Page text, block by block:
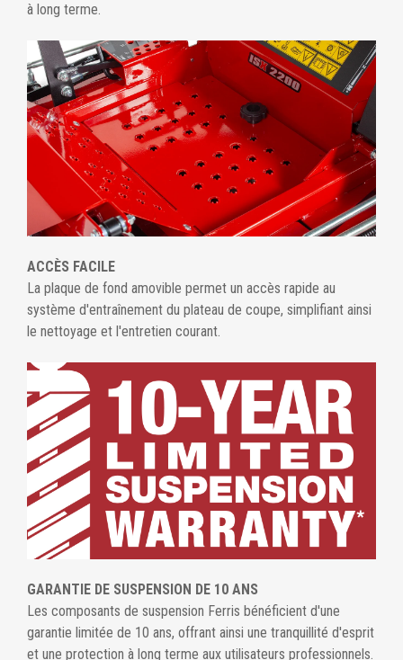
à long terme.
ACCÈS FACILE
La plaque de fond amovible permet un accès rapide au
système d'entraînement du plateau de coupe, simplifiant ainsi
le nettoyage et l'entretien courant.
GARANTIE DE SUSPENSION DE 10 ANS
Les composants de suspension Ferris bénéficient d'une
garantie limitée de 10 ans, offrant ainsi une tranquillité d'esprit
et une protection à long terme aux utilisateurs professionnels.